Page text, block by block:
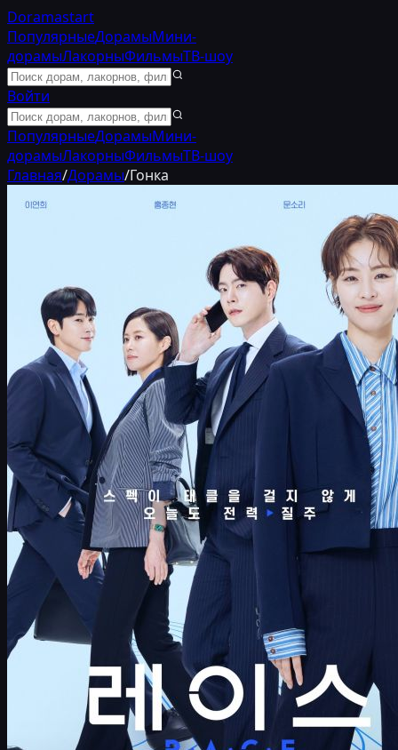
Doramastart
ПопулярныеДорамыМини-
дорамыЛакорныФильмыТВ-шоу
Войти
ПопулярныеДорамыМини-
дорамыЛакорныФильмыТВ-шоу
Главная/Дорамы/Гонка